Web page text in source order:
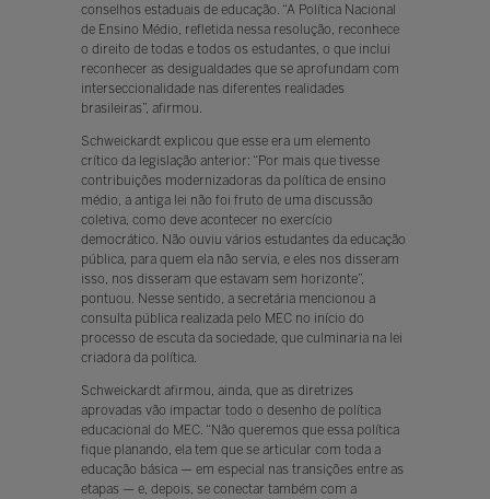
conselhos estaduais de educação. “A Política Nacional
de Ensino Médio, refletida nessa resolução, reconhece
o direito de todas e todos os estudantes, o que inclui
reconhecer as desigualdades que se aprofundam com
interseccionalidade nas diferentes realidades
brasileiras”, afirmou.
Schweickardt explicou que esse era um elemento
crítico da legislação anterior: “Por mais que tivesse
contribuições modernizadoras da política de ensino
médio, a antiga lei não foi fruto de uma discussão
coletiva, como deve acontecer no exercício
democrático. Não ouviu vários estudantes da educação
pública, para quem ela não servia, e eles nos disseram
isso, nos disseram que estavam sem horizonte”,
pontuou. Nesse sentido, a secretária mencionou a
consulta pública realizada pelo MEC no início do
processo de escuta da sociedade, que culminaria na lei
criadora da política.
Schweickardt afirmou, ainda, que as diretrizes
aprovadas vão impactar todo o desenho de política
educacional do MEC. “Não queremos que essa política
fique planando, ela tem que se articular com toda a
educação básica — em especial nas transições entre as
etapas — e, depois, se conectar também com a